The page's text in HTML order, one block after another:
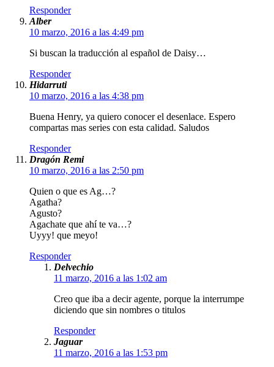
Responder
Alber
10 marzo, 2016 a las 4:49 pm
Si buscan la traducción al español de Daisy…
Responder
Hidarruti
10 marzo, 2016 a las 4:38 pm
Buena Henry, ya quiero conocer el desenlace. Espero
compartas mas series con esta calidad. Saludos
Responder
Dragón Remi
10 marzo, 2016 a las 2:50 pm
Quien o que es Ag…?
Agatha?
Agusto?
Agachate que ahí te va…?
Uyyy! que meyo!
Responder
Delvechio
11 marzo, 2016 a las 1:02 am
Creo que iba a decir agente, porque la interrumpe
diciendo que sin nombres o titulos
Responder
Jaguar
11 marzo, 2016 a las 1:53 pm